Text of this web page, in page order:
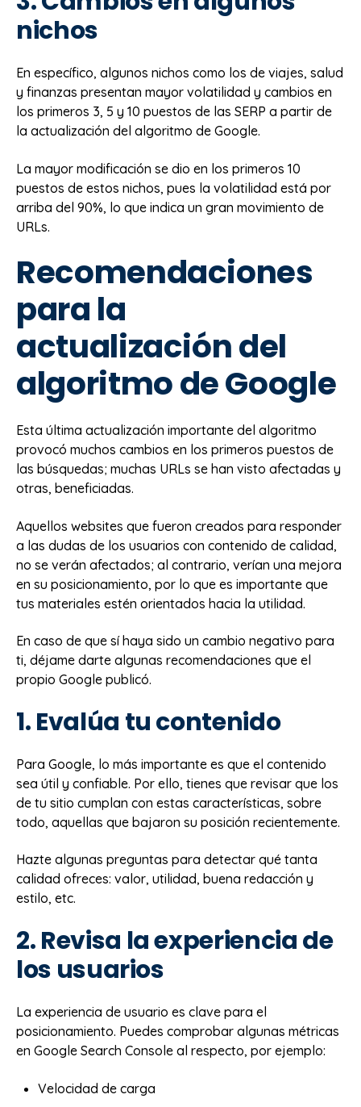
nichos
En específico, algunos nichos como los de viajes, salud
y finanzas presentan mayor volatilidad y cambios en
los primeros 3, 5 y 10 puestos de las SERP a partir de
la actualización del algoritmo de Google.
La mayor modificación se dio en los primeros 10
puestos de estos nichos, pues la volatilidad está por
arriba del 90%, lo que indica un gran movimiento de
URLs.
Recomendaciones
para la
actualización del
algoritmo de Google
Esta última actualización importante del algoritmo
provocó muchos cambios en los primeros puestos de
las búsquedas; muchas URLs se han visto afectadas y
otras, beneficiadas.
Aquellos websites que fueron creados para responder
a las dudas de los usuarios con contenido de calidad,
no se verán afectados; al contrario, verían una mejora
en su posicionamiento, por lo que es importante que
tus materiales estén orientados hacia la utilidad.
En caso de que sí haya sido un cambio negativo para
ti, déjame darte algunas recomendaciones que el
propio Google publicó.
1. Evalúa tu contenido
Para Google, lo más importante es que el contenido
sea útil y confiable. Por ello, tienes que revisar que los
de tu sitio cumplan con estas características, sobre
todo, aquellas que bajaron su posición recientemente.
Hazte algunas preguntas para detectar qué tanta
calidad ofreces: valor, utilidad, buena redacción y
estilo, etc.
2. Revisa la experiencia de
los usuarios
La experiencia de usuario es clave para el
posicionamiento. Puedes comprobar algunas métricas
en Google Search Console al respecto, por ejemplo:
Velocidad de carga